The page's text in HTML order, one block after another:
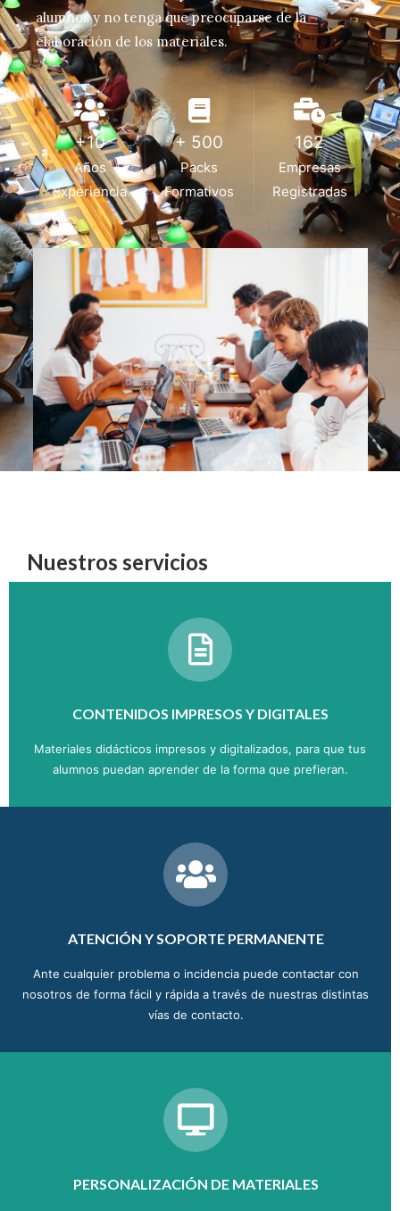
alumnos y no tenga que preocuparse de la
elaboración de los materiales.
+10
Años
Experiencia
+ 500
Packs
Formativos
162
Empresas
Registradas
Nuestros servicios
CONTENIDOS IMPRESOS Y DIGITALES
Materiales didácticos impresos y digitalizados, para que tus
alumnos puedan aprender de la forma que prefieran.
ATENCIÓN Y SOPORTE PERMANENTE
Ante cualquier problema o incidencia puede contactar con
nosotros de forma fácil y rápida a través de nuestras distintas
vías de contacto.
PERSONALIZACIÓN DE MATERIALES